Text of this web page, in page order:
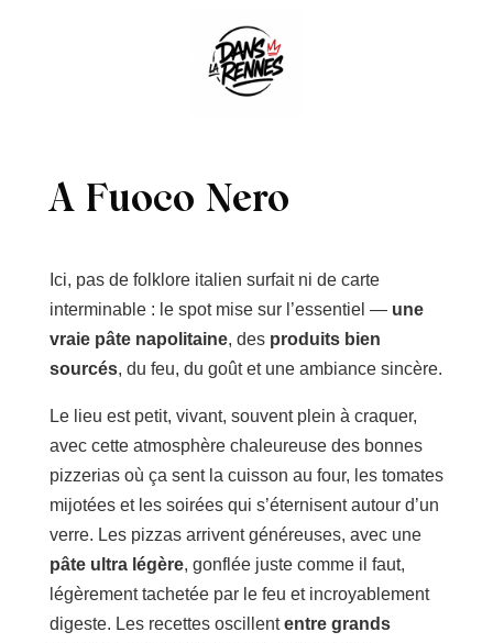
A Fuoco Nero
Ici, pas de folklore italien surfait ni de carte
interminable : le spot mise sur l’essentiel — une
vraie pâte napolitaine, des produits bien
sourcés, du feu, du goût et une ambiance sincère.
Le lieu est petit, vivant, souvent plein à craquer,
avec cette atmosphère chaleureuse des bonnes
pizzerias où ça sent la cuisson au four, les tomates
mijotées et les soirées qui s’éternisent autour d’un
verre. Les pizzas arrivent généreuses, avec une
pâte ultra légère, gonflée juste comme il faut,
légèrement tachetée par le feu et incroyablement
digeste. Les recettes oscillententre grands